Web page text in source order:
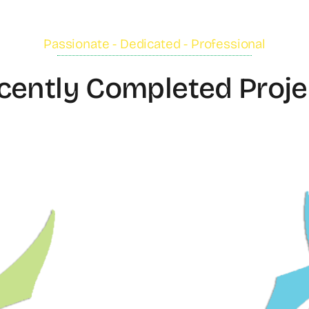
Passionate - Dedicated - Professional
Completed